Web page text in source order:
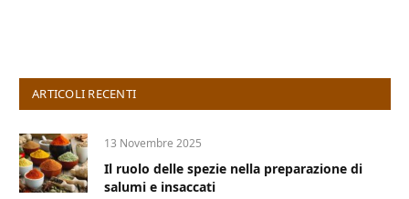
ARTICOLI RECENTI
13 Novembre 2025
Il ruolo delle spezie nella preparazione di
salumi e insaccati